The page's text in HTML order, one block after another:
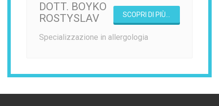
SCOPRI DI PIÙ...
DOTT. BOYKO
ROSTYSLAV
Specializzazione in allergologia